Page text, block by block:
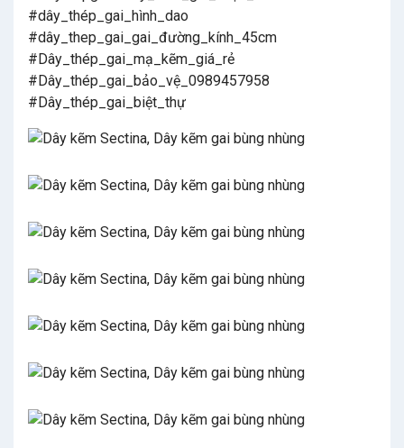
#dây_thép_gai_hình_dao
#dây_thep_gai_gai_đường_kính_45cm
#Dây_thép_gai_mạ_kẽm_giá_rẻ
#Dây_thép_gai_bảo_vệ_0989457958
#Dây_thép_gai_biệt_thự